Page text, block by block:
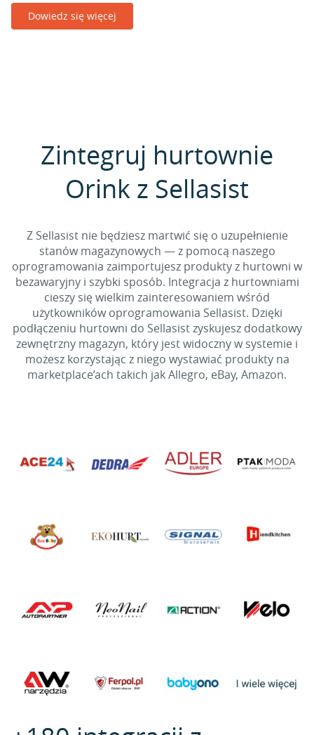
Dowiedz się więcej
Zintegruj hurtownie
Orink z Sellasist
Z Sellasist nie będziesz martwić się o uzupełnienie
stanów magazynowych — z pomocą naszego
oprogramowania zaimportujesz produkty z hurtowni w
bezawaryjny i szybki sposób. Integracja z hurtowniami
cieszy się wielkim zainteresowaniem wśród
użytkowników oprogramowania Sellasist. Dzięki
podłączeniu hurtowni do Sellasist zyskujesz dodatkowy
zewnętrzny magazyn, który jest widoczny w systemie i
możesz korzystając z niego wystawiać produkty na
marketplace’ach takich jak Allegro, eBay, Amazon.